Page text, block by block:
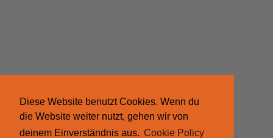
Diese Website benutzt Cookies. Wenn du
die Website weiter nutzt, gehen wir von
deinem Einverständnis aus. Cookie Policy